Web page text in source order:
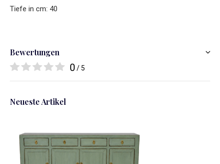
Tiefe in cm: 40
Bewertungen
0 / 5
Neueste Artikel